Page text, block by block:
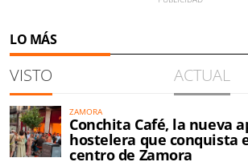
LO MÁS
VISTO ACTUAL
ZAMORA
Conchita Café, la nueva
hostelera que conquista
centro de Zamora